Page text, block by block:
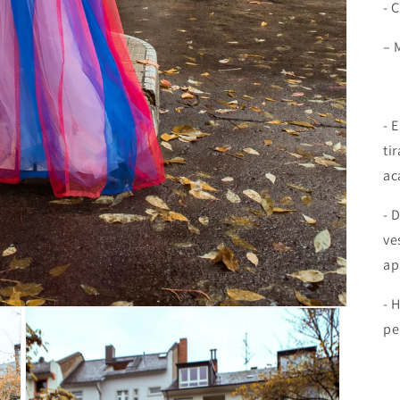
-
–
-
-
-